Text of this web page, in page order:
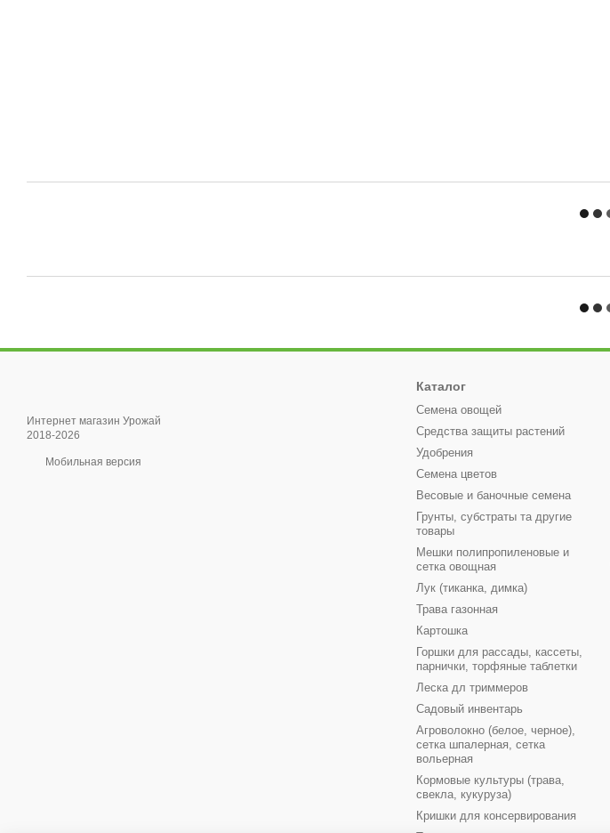
Интернет магазин Урожай
2018-2026
Мобильная версия
Каталог
Семена овощей
Средства защиты растений
Удобрения
Семена цветов
Весовые и баночные семена
Грунты, субстраты та другие
товары
Мешки полипропиленовые и
сетка овощная
Лук (тиканка, димка)
Трава газонная
Картошка
Горшки для рассады, кассеты,
парнички, торфяные таблетки
Леска дл триммеров
Садовый инвентарь
Агроволокно (белое, черное),
сетка шпалерная, сетка
вольерная
Кормовые культуры (трава,
свекла, кукуруза)
Кришки для консервирования